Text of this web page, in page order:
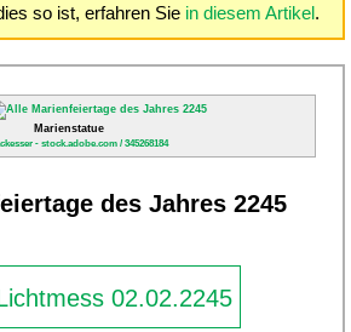
so ist, erfahren Sie in diesem Artikel.
Marienstatue
- stock.adobe.com / 345268184
des Jahres 2245
02.02.2245